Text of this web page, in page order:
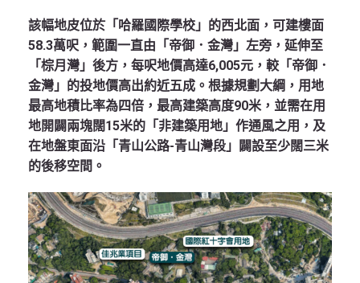
該幅地皮位於「哈羅國際學校」的西北面，可建樓面
58.3萬呎，範圍一直由「帝御．金灣」左旁，延伸至
「棕月灣」後方，每呎地價高達6,005元，較「帝御．
金灣」的投地價高出約近五成。根據規劃大綱，用地
最高地積比率為四倍，最高建築高度90米，並需在用
地開闢兩塊闊15米的「非建築用地」作通風之用，及
在地盤東面沿「青山公路-青山灣段」闢設至少闊三米
的後移空間。